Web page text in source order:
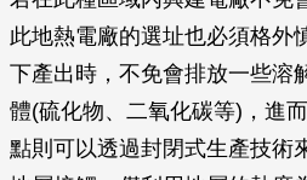
此地熱電廠的選址也必須格外
下產出時，不免會排放一些溶
體(硫化物、二氧化碳等)，進
點則可以透過封閉式生產技術